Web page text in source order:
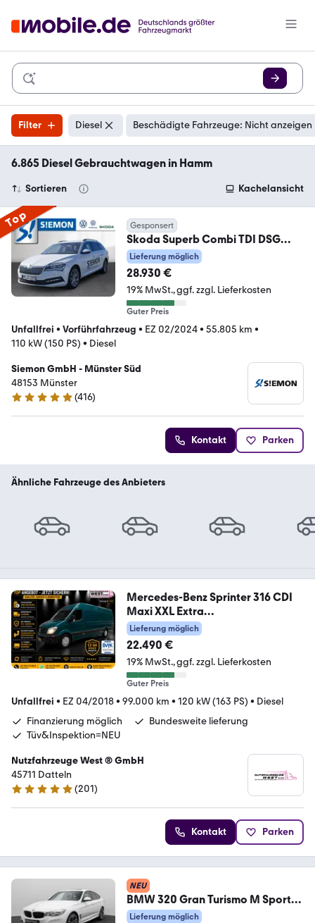
Filter Diesel Beschädigte Fahrzeuge: Nicht anzeigen
6.865 Diesel Gebrauchtwagen in Hamm
Sortieren Kachelansicht
Top Gesponsert
Skoda Superb Combi TDI DSG
Ambition AHK Nav ACC Kamera
Lieferung möglich
28.930 €
19% MwSt. ggf. zzgl. Lieferkosten
Guter Preis
Unfallfrei • Vorführfahrzeug • EZ 02/2024• 55.805 km •
110 kW (150 PS) • Diesel
Siemon GmbH - Münster Süd
48153 Münster
4.8 Sterne
(416)
Kontakt Parken
Ähnliche Fahrzeuge des Anbieters
Mercedes-Benz Sprinter 316 CDI
Maxi XXL Extra
Lang+Hoch*1.Hand
Lieferung möglich
22.490 €
19% MwSt. ggf. zzgl. Lieferkosten
Guter Preis
Unfallfrei • EZ 04/2018• 99.000 km • 120 kW (163 PS) • Diesel
Finanzierung möglich
Bundesweite lieferung
Tüv&Inspektion=NEU
Nutzfahrzeuge West ® GmbH
45711 Datteln
4.9 Sterne
(201)
Kontakt Parken
NEU
BMW 320 Gran Turismo M Sport
Kamera Alarm HUD 19Zoll
Lieferung möglich